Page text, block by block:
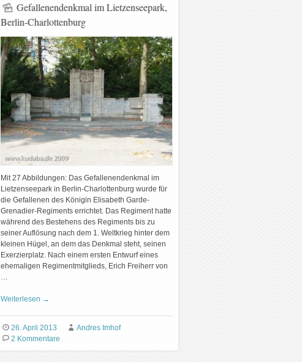
Gefallenendenkmal im Lietzenseepark,
Berlin-Charlottenburg
Mit 27 Abbildungen: Das Gefallenendenkmal im
Lietzenseepark in Berlin-Charlottenburg wurde für
die Gefallenen des Königin Elisabeth Garde-
Grenadier-Regiments errichtet. Das Regiment hatte
während des Bestehens des Regiments bis zu
seiner Auflösung nach dem 1. Weltkrieg hinter dem
kleinen Hügel, an dem das Denkmal steht, seinen
Exerzierplatz. Nach einem ersten Entwurf eines
ehemaligen Regimentmitglieds, Erich Freiherr von
…
Weiterlesen →
26. April 2013
Andres Imhof
2 Kommentare